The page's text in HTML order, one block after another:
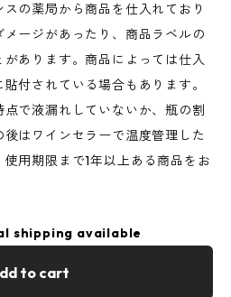
スの薬局から商品を仕入れており
ージがあったり、商品ラベルの
あります。商品によっては仕入
付されている場合もあります。
で液漏れしていないか、瓶の割
はワインセラーで温度管理した
用期限まで1年以上ある商品をお
shipping available
to cart